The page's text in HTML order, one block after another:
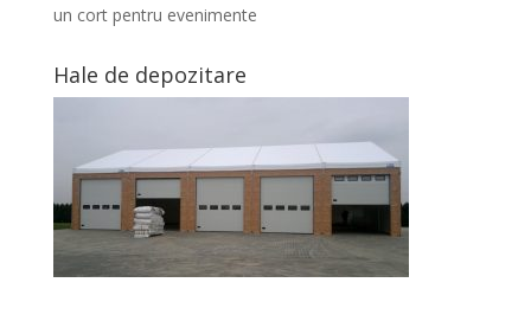
un cort pentru evenimente
Hale de depozitare